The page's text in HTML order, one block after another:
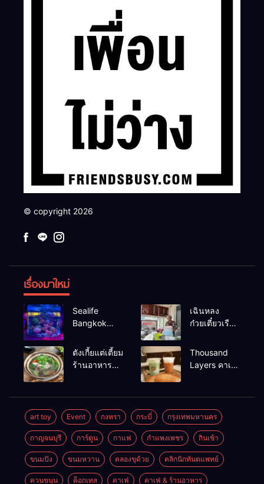
© copyright 2026
เรื่องมาใหม่
Sealife
Bangkok
แบงค์คอก
เฉินหลง
ก๋วยเตี๋ยวเรือ
อร่อยร้านดัง
หาดใหญ่
ตังเกี้ยแต่เตี้ยม
ร้านอาหาร
Thousand
Layers คาเฟ่
art toy Event กงหรา กระบี่ กรุงเทพมหานคร
กาญจนบุรี การ์ตูน กาแฟ กำแพงเพชร กินเช้า
ขนมปัง ขนมหวาน คลองขุด้วย คลิกนิกทันตแพทย์
ควนขนุน ค็อกเทล คาเฟ่ คาเฟ่ & ร้านอาหาร